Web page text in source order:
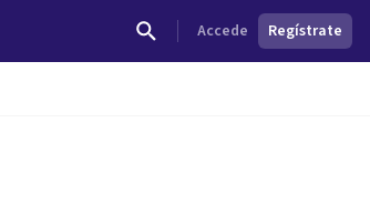
Accede Regístrate